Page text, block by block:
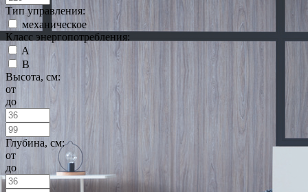
Тип управления:
механическое
Класс энергопотребления:
A
B
Высота, см:
от
до
Глубина, см:
от
до